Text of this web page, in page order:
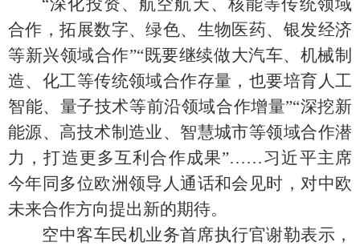
“深化投资、航空航天、核能等传统领域
合作，拓展数字、绿色、生物医药、银发经济
等新兴领域合作”“既要继续做大汽车、机械制
造、化工等传统领域合作存量，也要培育人工
智能、量子技术等前沿领域合作增量”“深挖新
能源、高技术制造业、智慧城市等领域合作潜
力，打造更多互利合作成果”……习近平主席
今年同多位欧洲领导人通话和会见时，对中欧
未来合作方向提出新的期待。
空中客车民机业务首席执行官谢勒表示，